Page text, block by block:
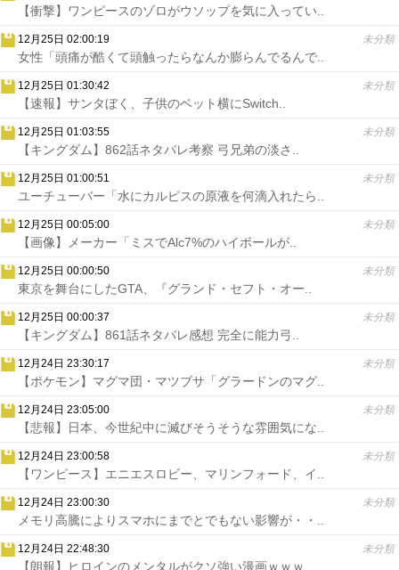
【衝撃】ワンピースのゾロがウソップを気に入ってい..
12月25日 02:00:19 未分類
女性「頭痛が酷くて頭触ったらなんか膨らんでるんで..
12月25日 01:30:42 未分類
【速報】サンタぼく、子供のベット横にSwitch..
12月25日 01:03:55 未分類
【キングダム】862話ネタバレ考察 弓兄弟の淡さ..
12月25日 01:00:51 未分類
ユーチューバー「水にカルピスの原液を何滴入れたら..
12月25日 00:05:00 未分類
【画像】メーカー「ミスでAlc7%のハイボールが..
12月25日 00:00:50 未分類
東京を舞台にしたGTA、『グランド・セフト・オー..
12月25日 00:00:37 未分類
【キングダム】861話ネタバレ感想 完全に能力弓..
12月24日 23:30:17 未分類
【ポケモン】マグマ団・マツブサ「グラードンのマグ..
12月24日 23:05:00 未分類
【悲報】日本、今世紀中に滅びそうそうな雰囲気にな..
12月24日 23:00:58 未分類
【ワンピース】エニエスロビー、マリンフォード、イ..
12月24日 23:00:30 未分類
メモリ高騰によりスマホにまでとでもない影響が・・..
12月24日 22:48:30 未分類
【朗報】ヒロインのメンタルがクソ強い漫画ｗｗｗ..